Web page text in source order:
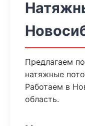
Предлагаем
натяжные
Работаем в
область.